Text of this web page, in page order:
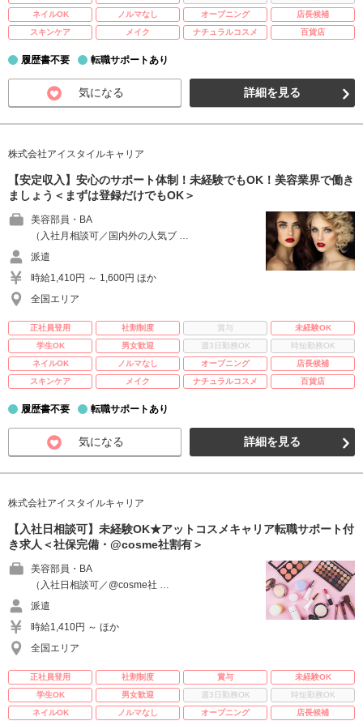
ネイルOK
ノルマなし オープニング
店長候補
スキンケア
メイク ナチュラルコスメ 百貨店
履歴書不要 転職サポートあり
気になる 詳細を見る
株式会社アイスタイルキャリア
【安定収入】安心のサポート体制！未経験でもOK！美容業界で働き
ましょう＜まずは登録だけでもOK＞
美容部員・BA
（入社月相談可／国内外の人気ブ …
派遣
時給1,410円 ～ 1,600円 ほか
全国エリア
正社員登用 社割制度 賞与
未経験OK
学生OK
男女歓迎 週3日勤務OK
時短勤務OK
ネイルOK
ノルマなし オープニング
店長候補
スキンケア
メイク ナチュラルコスメ 百貨店
履歴書不要 転職サポートあり
気になる 詳細を見る
株式会社アイスタイルキャリア
【入社日相談可】未経験OK★アットコスメキャリア転職サポート付
き求人＜社保完備・@cosme社割有＞
美容部員・BA
（入社日相談可／@cosme社 …
派遣
時給1,410円 ～ ほか
全国エリア
正社員登用 社割制度 賞与
未経験OK
学生OK
男女歓迎 週3日勤務OK
時短勤務OK
ネイルOK
ノルマなし オープニング
店長候補